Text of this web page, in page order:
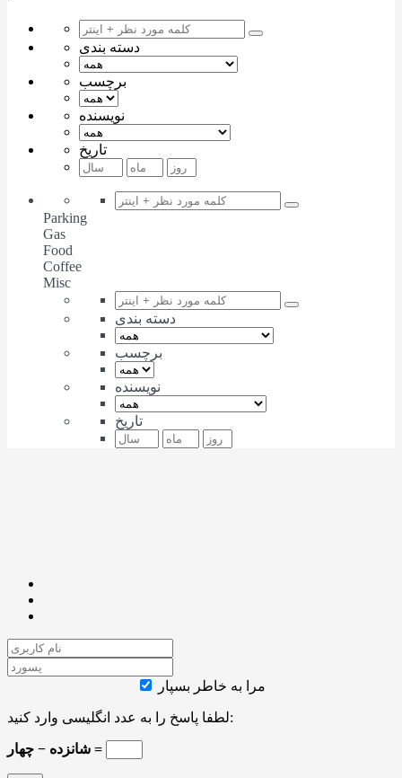
دسته بندی
برچسب
نویسنده
تاریخ
Parking
Gas
Food
Coffee
Misc
دسته بندی
برچسب
نویسنده
تاریخ
مرا به خاطر بسپار
لطفا پاسخ را به عدد انگلیسی وارد کنید:
شانزده − چهار =